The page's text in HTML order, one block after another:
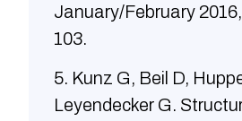
January/February
103.
5. Kunz G, Beil D,
Leyendecker G.